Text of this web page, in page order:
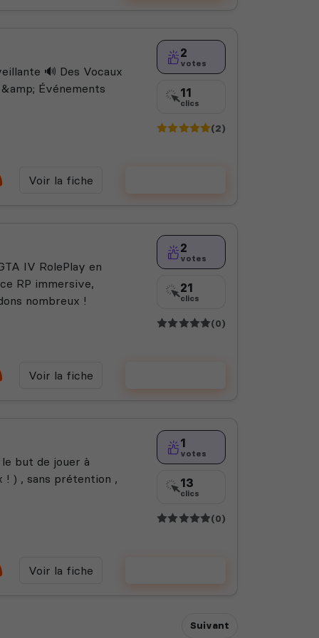
🔊 Des Vocaux
Événements
2
votes
11
clics
(2)
Voir la fiche
IV RolePlay en
RP immersive,
nombreux !
2
votes
21
clics
(0)
Voir la fiche
but de jouer à
! ) , sans prétention ,
1
votes
13
clics
(0)
Voir la fiche
Suivant